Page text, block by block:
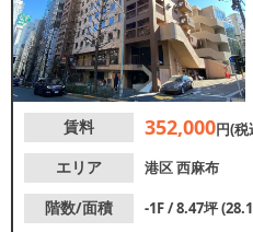
賃料 352,000円(税
エリア
港区西麻布
階数/面積
-1F / 8.47坪